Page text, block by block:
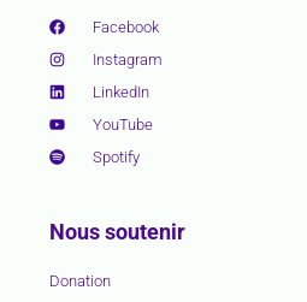
Facebook
Instagram
LinkedIn
YouTube
Spotify
Nous soutenir
Donation